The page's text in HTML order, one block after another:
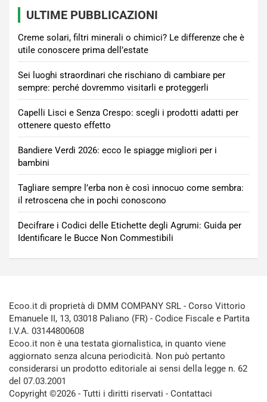
ULTIME PUBBLICAZIONI
Creme solari, filtri minerali o chimici? Le differenze che è
utile conoscere prima dell’estate
Sei luoghi straordinari che rischiano di cambiare per
sempre: perché dovremmo visitarli e proteggerli
Capelli Lisci e Senza Crespo: scegli i prodotti adatti per
ottenere questo effetto
Bandiere Verdi 2026: ecco le spiagge migliori per i
bambini
Tagliare sempre l’erba non è così innocuo come sembra:
il retroscena che in pochi conoscono
Decifrare i Codici delle Etichette degli Agrumi: Guida per
Identificare le Bucce Non Commestibili
Ecoo.it di proprietà di DMM COMPANY SRL - Corso Vittorio
Emanuele II, 13, 03018 Paliano (FR) - Codice Fiscale e Partita
I.V.A. 03144800608
Ecoo.it non è una testata giornalistica, in quanto viene
aggiornato senza alcuna periodicità. Non può pertanto
considerarsi un prodotto editoriale ai sensi della legge n. 62
del 07.03.2001
Copyright ©2026 - Tutti i diritti riservati - Contattaci